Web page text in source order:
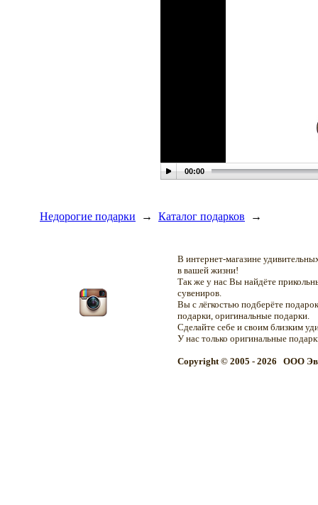
00:00
Недорогие подарки → Каталог подарков →
В интернет-магазине
в вашей жизни!
Так же у нас Вы найдёте
сувениров.
Вы с лёгкостью подберёте
подарки, оригинальные подарки.
Сделайте себе и своим близким
У нас только оригинальные
Copyright © 2005 - 2026 OOO